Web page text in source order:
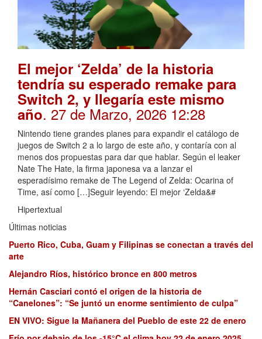
El mejor ‘Zelda’ de la historia
tendría su esperado remake para
Switch 2, y llegaría este mismo
año. 27 de Marzo, 2026 12:28
Nintendo tiene grandes planes para expandir el catálogo de
juegos de Switch 2 a lo largo de este año, y contaría con al
menos dos propuestas para dar que hablar. Según el leaker
Nate The Hate, la firma japonesa va a lanzar el
esperadísimo remake de The Legend of Zelda: Ocarina of
Time, así como […]Seguir leyendo: El mejor ‘Zelda&#
Hipertextual
Últimas noticias
Puerto Rico, Cuba, Guam y Filipinas se conectan a través del
arte
Alejandro Ríos, histórico bronce en 800 metros
Hernán Casciari contó el origen de la historia de
“Canelones”: “Se juntó un enorme sentimiento de culpa”
EN VIVO: Sigue la Mañanera del Pueblo de este 22 de enero